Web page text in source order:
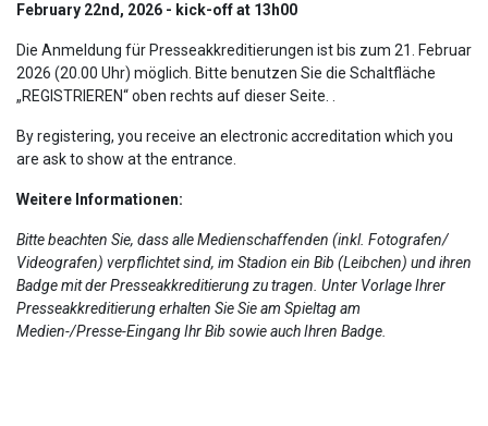
February 22nd, 2026 - kick-off at 13h00
Die Anmeldung für Presseakkreditierungen ist bis zum 21. Februar
2026 (20.00 Uhr) möglich. Bitte benutzen Sie die Schaltfläche
„REGISTRIEREN“ oben rechts auf dieser Seite. .
By registering, you receive an electronic accreditation which you
are ask to show at the entrance.
Weitere Informationen:
Bitte beachten Sie, dass alle Medienschaffenden (inkl. Fotografen/
Videografen) verpflichtet sind, im Stadion ein Bib (Leibchen) und ihren
Badge mit der Presseakkreditierung zu tragen. Unter Vorlage Ihrer
Presseakkreditierung erhalten Sie Sie am Spieltag am
Medien-/Presse-Eingang Ihr Bib sowie auch Ihren Badge.